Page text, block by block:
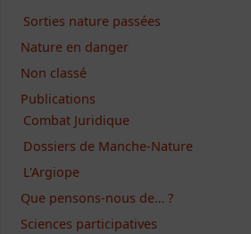
Sorties nature passées
Nature en danger
Non classé
Publications
Combat Juridique
Dossiers de Manche-Nature
L'Argiope
Que pensons-nous de… ?
Sciences participatives